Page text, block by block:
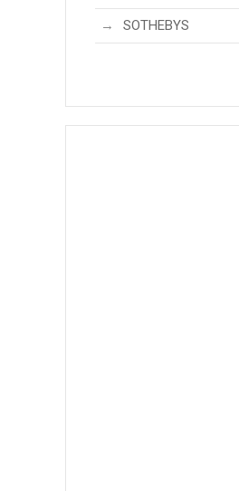
SOTHEBYS